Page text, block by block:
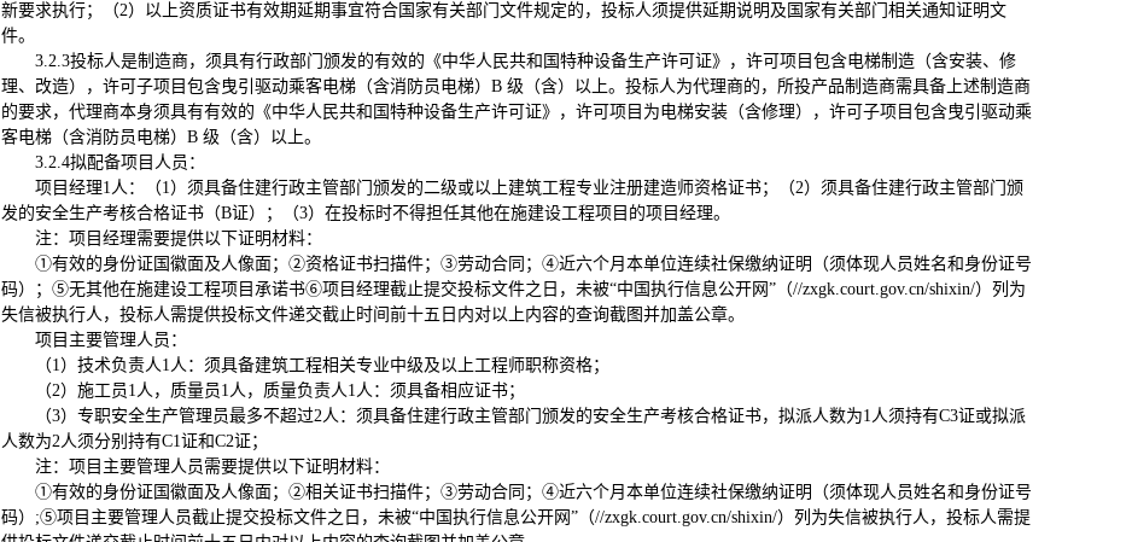
新要求执行；（2）以上资质证书有效期延期事宜符合国家有关部门文件规定的，投标人须提供延期说明及国家有关部门相关通知证明文
件。
3.2.3投标人是制造商，须具有行政部门颁发的有效的《中华人民共和国特种设备生产许可证》，许可项目包含电梯制造（含安装、修
理、改造），许可子项目包含曳引驱动乘客电梯（含消防员电梯）B 级（含）以上。投标人为代理商的，所投产品制造商需具备上述制造商
的要求，代理商本身须具有有效的《中华人民共和国特种设备生产许可证》，许可项目为电梯安装（含修理），许可子项目包含曳引驱动乘
客电梯（含消防员电梯）B 级（含）以上。
3.2.4拟配备项目人员：
项目经理1人：（1）须具备住建行政主管部门颁发的二级或以上建筑工程专业注册建造师资格证书；（2）须具备住建行政主管部门颁
发的安全生产考核合格证书（B证）；（3）在投标时不得担任其他在施建设工程项目的项目经理。
注：项目经理需要提供以下证明材料：
①有效的身份证国徽面及人像面；②资格证书扫描件；③劳动合同；④近六个月本单位连续社保缴纳证明（须体现人员姓名和身份证号
码）；⑤无其他在施建设工程项目承诺书⑥项目经理截止提交投标文件之日，未被“中国执行信息公开网”（//zxgk.court.gov.cn/shixin/）列为
失信被执行人，投标人需提供投标文件递交截止时间前十五日内对以上内容的查询截图并加盖公章。
项目主要管理人员：
（1）技术负责人1人：须具备建筑工程相关专业中级及以上工程师职称资格；
（2）施工员1人，质量员1人，质量负责人1人：须具备相应证书；
（3）专职安全生产管理员最多不超过2人：须具备住建行政主管部门颁发的安全生产考核合格证书，拟派人数为1人须持有C3证或拟派
人数为2人须分别持有C1证和C2证；
注：项目主要管理人员需要提供以下证明材料：
①有效的身份证国徽面及人像面；②相关证书扫描件；③劳动合同；④近六个月本单位连续社保缴纳证明（须体现人员姓名和身份证号
码）;⑤项目主要管理人员截止提交投标文件之日，未被“中国执行信息公开网”（//zxgk.court.gov.cn/shixin/）列为失信被执行人，投标人需提